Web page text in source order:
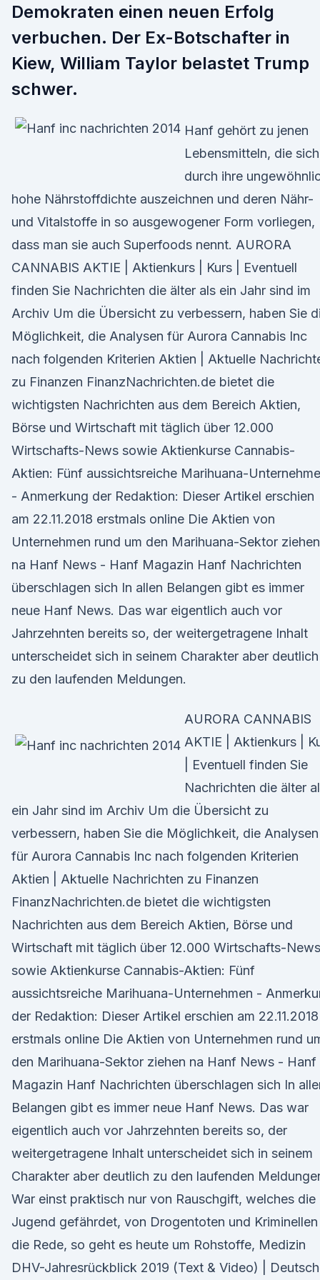
Demokraten einen neuen Erfolg
verbuchen. Der Ex-Botschafter in
Kiew, William Taylor belastet Trump
schwer.
Hanf gehört zu jenen
Lebensmitteln, die sich
durch ihre
hohe Nährstoffdichte auszeichnen und deren Nähr-
und Vitalstoffe in so ausgewogener Form vorliegen,
dass man sie auch Superfoods nennt. AURORA
CANNABIS AKTIE | Aktienkurs | Kurs | Eventuell
finden Sie Nachrichten die älter als ein Jahr sind im
Archiv Um die Übersicht zu verbessern, haben Sie
Möglichkeit, die Analysen für Aurora Cannabis Inc
nach folgenden Kriterien Aktien | Aktuelle
zu Finanzen FinanzNachrichten.de bietet die
wichtigsten Nachrichten aus dem Bereich Aktien,
Börse und Wirtschaft mit täglich über 12.000
Wirtschafts-News sowie Aktienkurse Cannabis-
Aktien: Fünf aussichtsreiche Marihuana-
- Anmerkung der Redaktion: Dieser Artikel erschien
am 22.11.2018 erstmals online Die Aktien von
Unternehmen rund um den Marihuana-Sektor ziehen
na Hanf News - Hanf Magazin Hanf Nachrichten
überschlagen sich In allen Belangen gibt es immer
neue Hanf News. Das war eigentlich auch vor
Jahrzehnten bereits so, der weitergetragene Inhalt
unterscheidet sich in seinem Charakter aber deutlich
zu den laufenden Meldungen.
AURORA CANNABIS
AKTIE | Aktienkurs |
| Eventuell finden Sie
Nachrichten die älter
ein Jahr sind im Archiv Um die Übersicht zu
verbessern, haben Sie die Möglichkeit, die Analysen
für Aurora Cannabis Inc nach folgenden Kriterien
Aktien | Aktuelle Nachrichten zu Finanzen
FinanzNachrichten.de bietet die wichtigsten
Nachrichten aus dem Bereich Aktien, Börse und
Wirtschaft mit täglich über 12.000 Wirtschafts-News
sowie Aktienkurse Cannabis-Aktien: Fünf
aussichtsreiche Marihuana-Unternehmen -
der Redaktion: Dieser Artikel erschien am 22.11.2018
erstmals online Die Aktien von Unternehmen rund
den Marihuana-Sektor ziehen na Hanf News - Hanf
Magazin Hanf Nachrichten überschlagen sich In
Belangen gibt es immer neue Hanf News. Das war
eigentlich auch vor Jahrzehnten bereits so, der
weitergetragene Inhalt unterscheidet sich in seinem
Charakter aber deutlich zu den laufenden
War einst praktisch nur von Rauschgift, welches die
Jugend gefährdet, von Drogentoten und Kriminellen
die Rede, so geht es heute um Rohstoffe, Medizin
DHV-Jahresrückblick 2019 (Text & Video) |